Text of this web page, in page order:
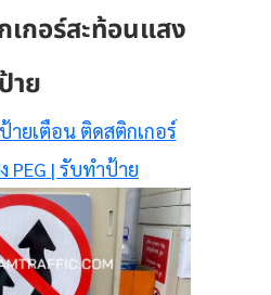
กอร์สะท้อนแสง
าย
ยเตือน ติดสติกเกอร์
PEG | รับทำป้าย